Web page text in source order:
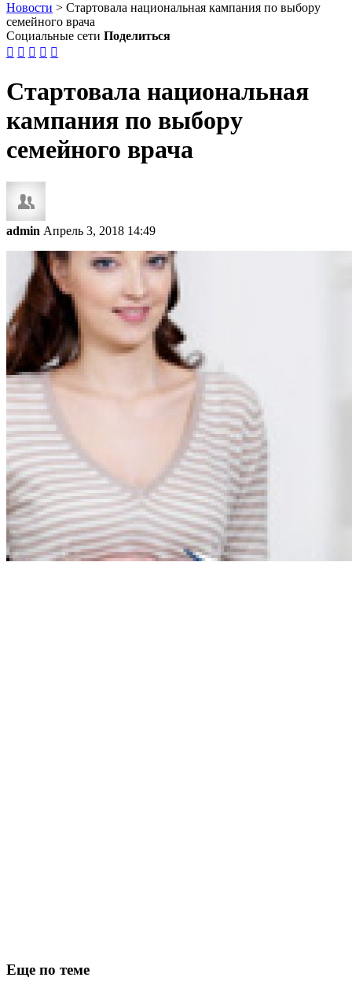
Новости > Стартовала национальная кампания по выбору
семейного врача
Социальные сети Поделиться
    
Стартовала национальная
кампания по выбору
семейного врача
admin Апрель 3, 2018 14:49
Еще по теме